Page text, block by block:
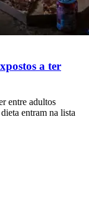
a ter
entre adultos
entram na lista